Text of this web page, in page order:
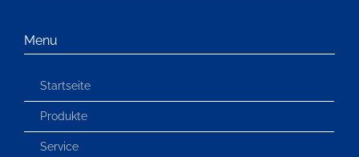
Menu
Startseite
Produkte
Service